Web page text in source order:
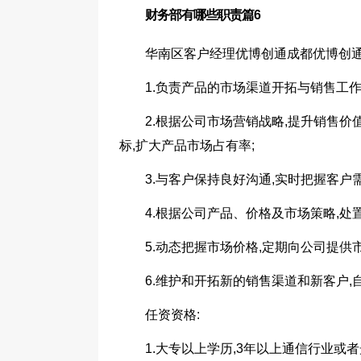
财务部有哪些职责篇6
华南区客户经理优博创通成都优博创
1.负责产品的市场渠道开拓与销售工
2.根据公司市场营销战略,提升销售价
标,扩大产品市场占有率;
3.与客户保持良好沟通,实时把握客户
4.根据公司产品、价格及市场策略,处
5.动态把握市场价格,定期向公司提供
6.维护和开拓新的销售渠道和新客户,
任资资格:
1.大专以上学历,3年以上通信行业或